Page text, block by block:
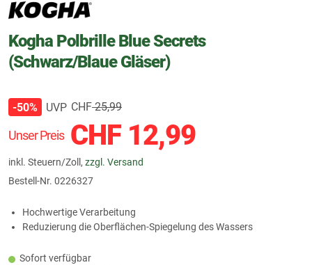
Kogha Polbrille Blue Secrets
(Schwarz/Blaue Gläser)
Unser Preis CHF12,99
inkl. Steuern/Zoll, zzgl. Versand
-50% UVP CHF25,99
Bestell-Nr. 0226327
Hochwertige Verarbeitung
Reduzierung die Oberflächen-Spiegelung des Wassers
Sofort verfügbar